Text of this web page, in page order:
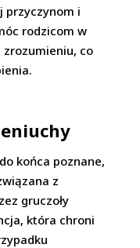
przyczynom i
rodzicom w
co
końca poznane,
z
gruczoły
która chroni